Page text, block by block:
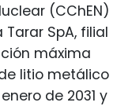
(CChEN)
SpA, filial
máxima
litio metálico
de 2031 y